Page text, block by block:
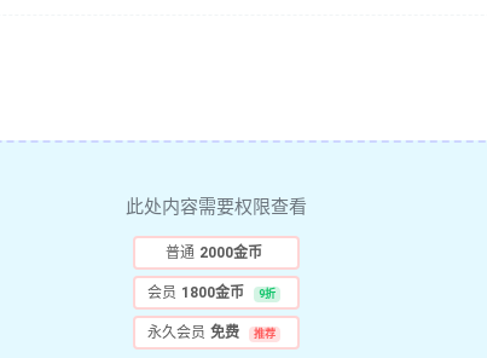
此处内容需要权限查看
普通 2000金币
会员 1800金币 9折
永久会员 免费 推荐